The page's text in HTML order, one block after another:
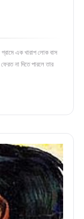
এক খারাপ লোক বাস
না দিতে পারলে তার